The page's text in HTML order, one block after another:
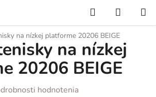
Hľadať
KOŠÍK
na nízkej platforme 20206 BEIGE
na nízkej
20206 BEIGE
hodnotenia